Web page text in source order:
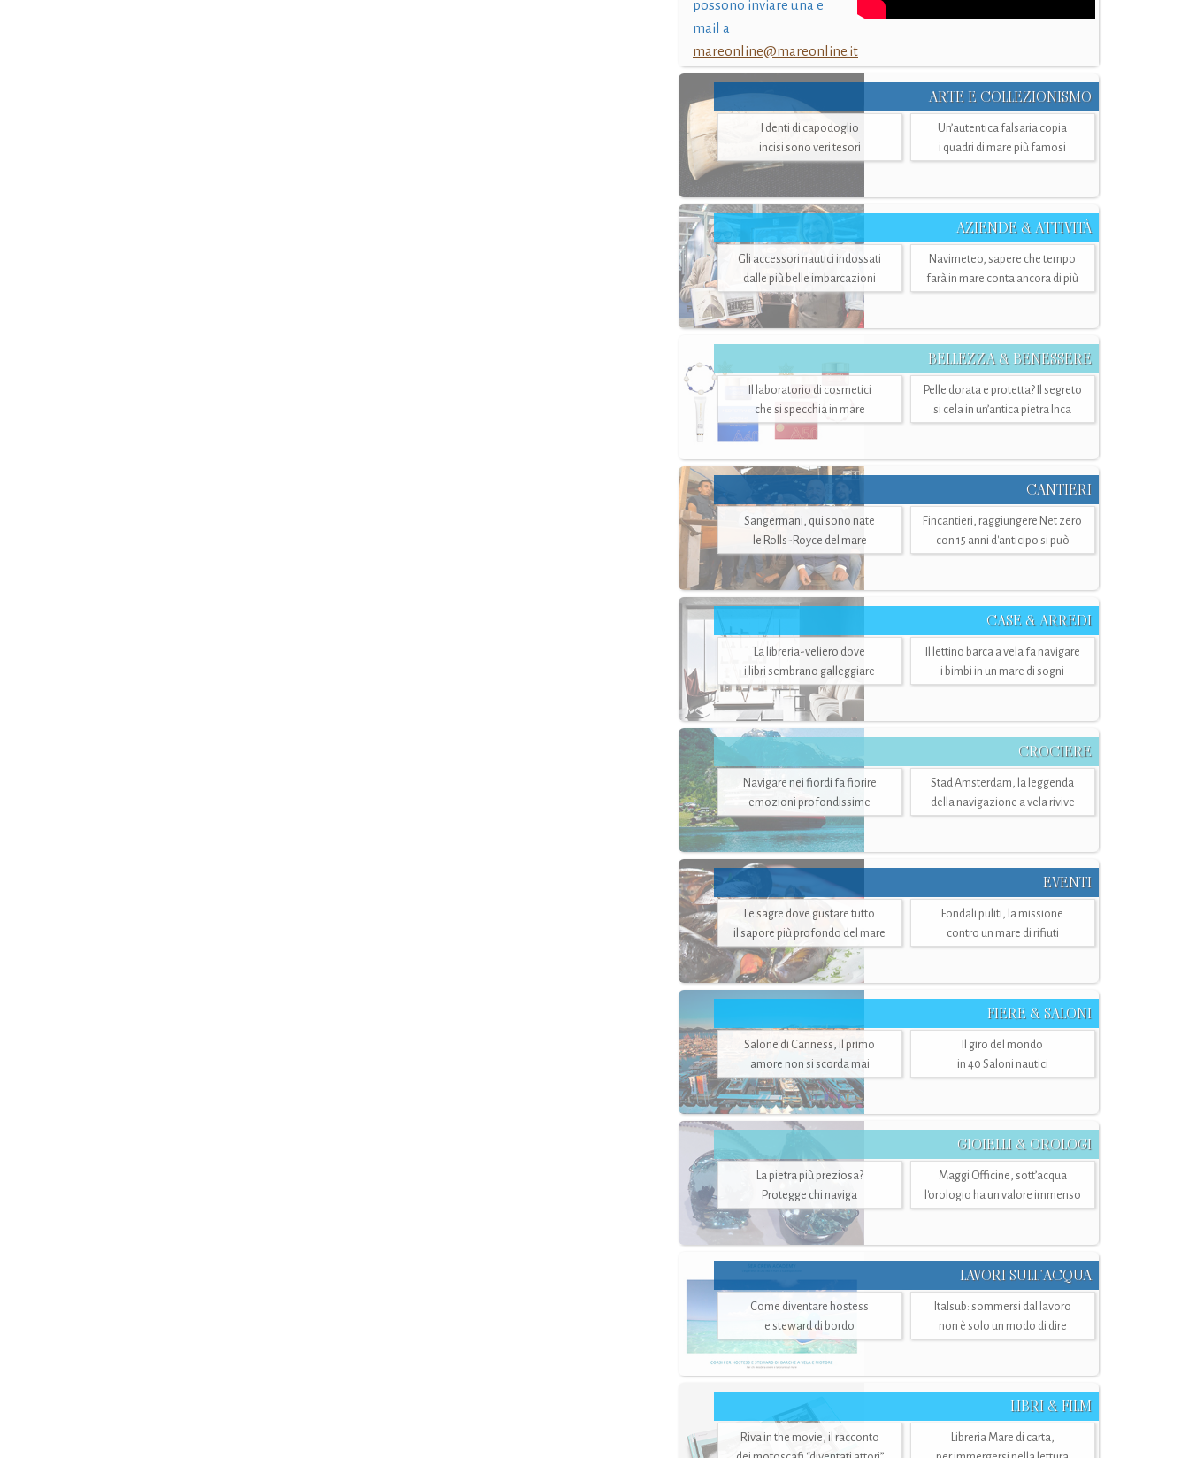
possono inviare una e
mail a
mareonline@mareonline.it
ARTE E COLLEZIONISMO
I denti di capodoglio
incisi sono veri tesori
Un’autentica falsaria copia
i quadri di mare più famosi
AZIENDE & ATTIVITÀ
Gli accessori nautici indossati
dalle più belle imbarcazioni
Navimeteo, sapere che tempo
farà in mare conta ancora di più
BELLEZZA & BENESSERE
Il laboratorio di cosmetici
che si specchia in mare
Pelle dorata e protetta? Il segreto
si cela in un’antica pietra Inca
CANTIERI
Sangermani, qui sono nate
le Rolls-Royce del mare
Fincantieri, raggiungere Net zero
con 15 anni d'anticipo si può
CASE & ARREDI
La libreria-veliero dove
i libri sembrano galleggiare
Il lettino barca a vela fa navigare
i bimbi in un mare di sogni
CROCIERE
Navigare nei fiordi fa fiorire
emozioni profondissime
Stad Amsterdam, la leggenda
della navigazione a vela rivive
EVENTI
Le sagre dove gustare tutto
il sapore più profondo del mare
Fondali puliti, la missione
contro un mare di rifiuti
FIERE & SALONI
Salone di Canness, il primo
amore non si scorda mai
Il giro del mondo
in 40 Saloni nautici
GIOIELLI & OROLOGI
La pietra più preziosa?
Protegge chi naviga
Maggi Officine, sott’acqua
l'orologio ha un valore immenso
LAVORI SULL’ACQUA
Come diventare hostess
e steward di bordo
Italsub: sommersi dal lavoro
non è solo un modo di dire
LIBRI & FILM
Riva in the movie, il racconto
Libreria Mare di carta,